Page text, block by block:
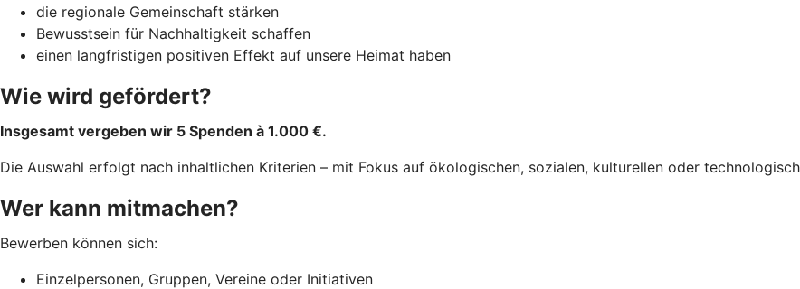
die regionale Gemeinschaft stärken
Bewusstsein für Nachhaltigkeit schaffen
einen langfristigen positiven Effekt auf unsere Heimat haben
Wie wird gefördert?
Insgesamt vergeben wir 5 Spenden à 1.000 €.
Die Auswahl erfolgt nach inhaltlichen Kriterien – mit Fokus auf ökologischen, sozialen, kulturellen oder
Wer kann mitmachen?
Bewerben können sich:
Einzelpersonen, Gruppen, Vereine oder Initiativen